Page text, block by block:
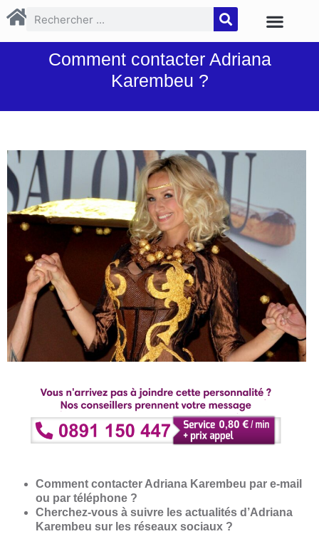
Comment contacter Adriana
Karembeu ?
Comment contacter Adriana Karembeu par e-mail
ou par téléphone ?
Cherchez-vous à suivre les actualités d’Adriana
Karembeu sur les réseaux sociaux ?